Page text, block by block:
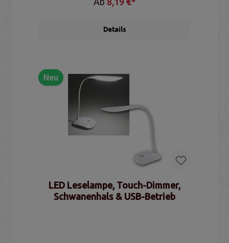
Details
Neu
LED Leselampe, Touch-Dimmer,
Schwanenhals & USB-Betrieb